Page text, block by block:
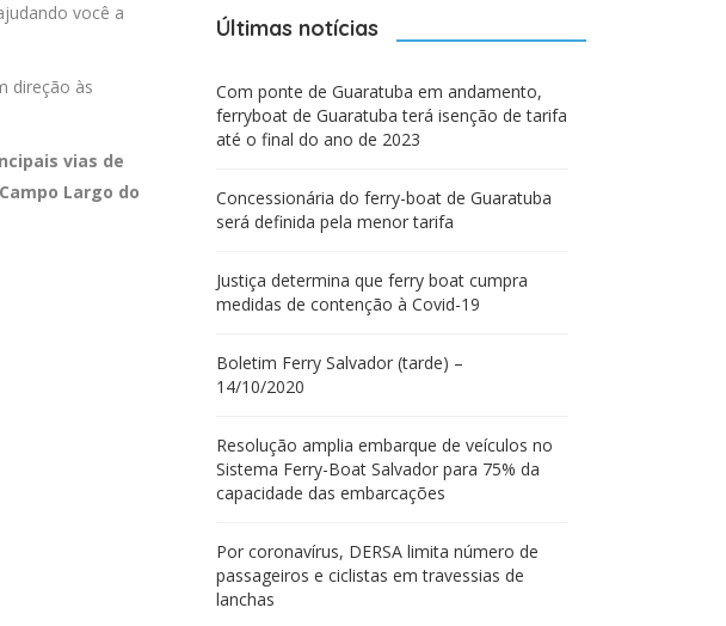
você a
direção às
vias de
Largo do
Últimas notícias
Com ponte de Guaratuba em andamento,
ferryboat de Guaratuba terá isenção de tarifa
até o final do ano de 2023
Concessionária do ferry-boat de Guaratuba
será definida pela menor tarifa
Justiça determina que ferry boat cumpra
medidas de contenção à Covid-19
Boletim Ferry Salvador (tarde) –
14/10/2020
Resolução amplia embarque de veículos no
Sistema Ferry-Boat Salvador para 75% da
capacidade das embarcações
Por coronavírus, DERSA limita número de
passageiros e ciclistas em travessias de
lanchas